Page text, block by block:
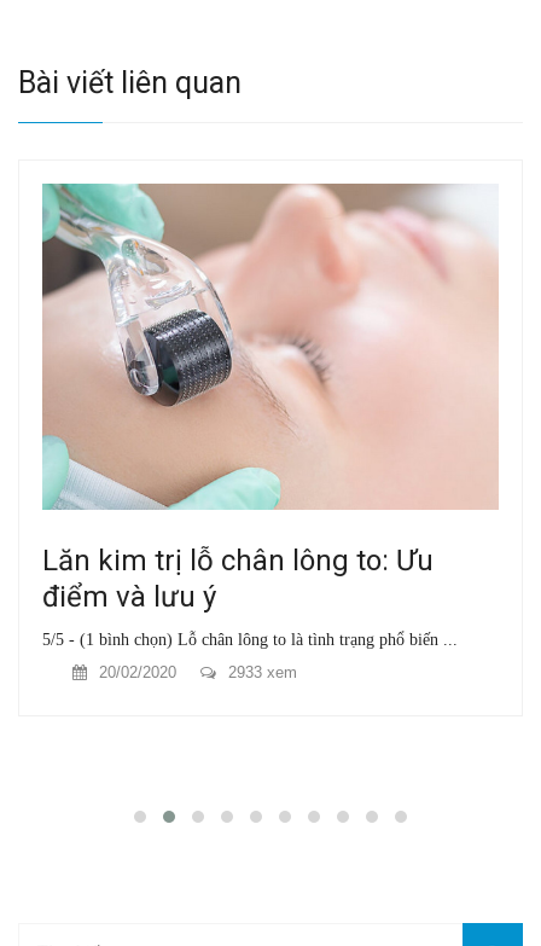
Bài viết liên quan
Lăn kim trị lỗ chân lông to: Ưu
điểm và lưu ý
5/5 - (1 bình chọn) Lỗ chân lông to là tình trạng phổ biến ...
20/02/2020
2933 xem